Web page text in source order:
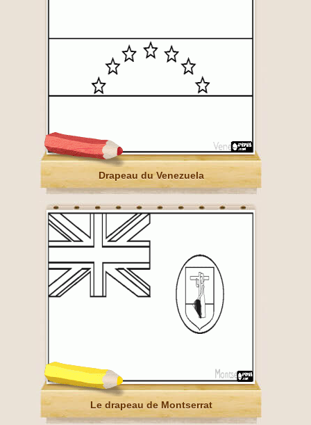
Drapeau du Venezuela
Le drapeau de Montserrat